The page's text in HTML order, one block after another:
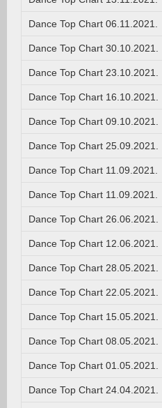
Dance Top Chart 06.11.2021.
Dance Top Chart 30.10.2021.
Dance Top Chart 23.10.2021.
Dance Top Chart 16.10.2021.
Dance Top Chart 09.10.2021.
Dance Top Chart 25.09.2021.
Dance Top Chart 11.09.2021.
Dance Top Chart 11.09.2021.
Dance Top Chart 26.06.2021.
Dance Top Chart 12.06.2021.
Dance Top Chart 28.05.2021.
Dance Top Chart 22.05.2021.
Dance Top Chart 15.05.2021.
Dance Top Chart 08.05.2021.
Dance Top Chart 01.05.2021.
Dance Top Chart 24.04.2021.